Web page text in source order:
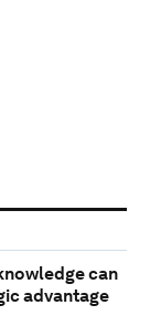
can
advantage